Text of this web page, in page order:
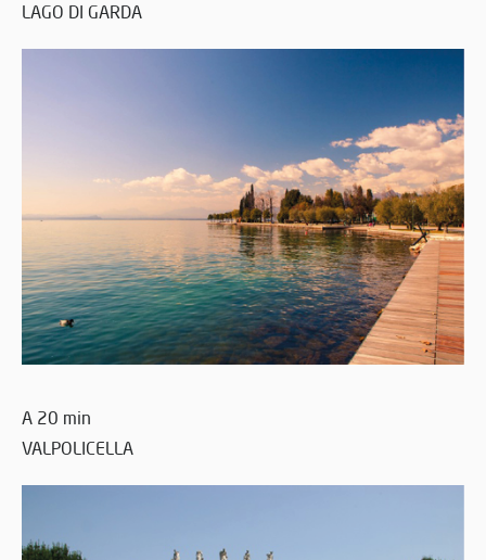
LAGO DI GARDA
A 20 min
VALPOLICELLA